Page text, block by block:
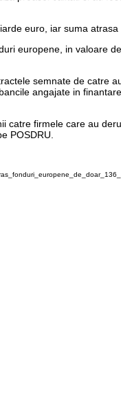
euro, iar suma
europene, in valoare
semnate de catre
angajate in
firmele care au
POSDRU.